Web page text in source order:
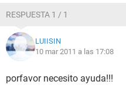
RESPUESTA 1 / 1
LUIISIN
10 mar 2011 a las 17:08
porfavor necesito ayuda!!!